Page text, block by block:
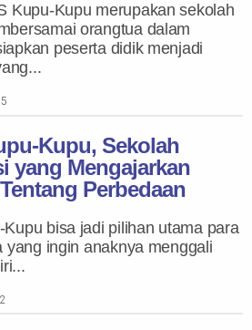
Kupu-Kupu merupakan sekolah
orangtua dalam
peserta didik menjadi
Kupu, Sekolah
yang Mengajarkan
Perbedaan
Kupu bisa jadi pilihan utama para
yang ingin anaknya menggali